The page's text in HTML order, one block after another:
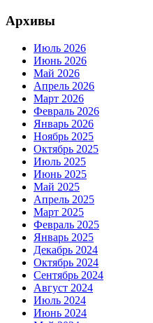
Архивы
Июль 2026
Июнь 2026
Май 2026
Апрель 2026
Март 2026
Февраль 2026
Январь 2026
Ноябрь 2025
Октябрь 2025
Июль 2025
Июнь 2025
Май 2025
Апрель 2025
Март 2025
Февраль 2025
Январь 2025
Декабрь 2024
Октябрь 2024
Сентябрь 2024
Август 2024
Июль 2024
Июнь 2024